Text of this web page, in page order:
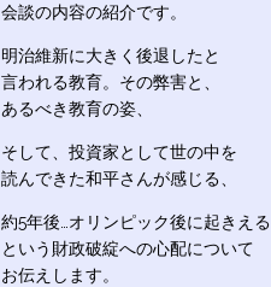
会談の内容の紹介です。
明治維新に大きく後退したと
言われる教育。その弊害と、
あるべき教育の姿、
そして、投資家として世の中を
読んできた和平さんが感じる、
約5年後…オリンピック後に起きえる
という財政破綻への心配について
お伝えします。